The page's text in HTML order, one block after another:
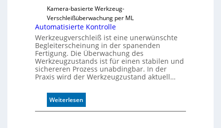
e
D
r
u
c
a
Kamera-basierte Werkzeug-
Verschleißüberwachung per ML
Automatisierte Kontrolle
Werkzeugverschleiß ist eine unerwünschte
Begleiterscheinung in der spanenden
Fertigung. Die Überwachung des
Werkzeugzustands ist für einen stabilen und
sichereren Prozess unabdingbar. In der
Praxis wird der Werkzeugzustand aktuell…
Weiterlesen
A